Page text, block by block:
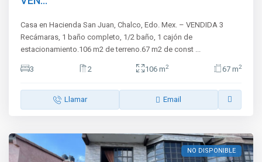
Casa en Hacienda San Juan, Chalco, Edo. Mex. – VENDIDA 3
Recámaras, 1 baño completo, 1/2 baño, 1 cajón de
estacionamiento.106 m2 de terreno.67 m2 de const ...
3 2 106 m2 67 m2
Llamar Email
NO DISPONIBLE